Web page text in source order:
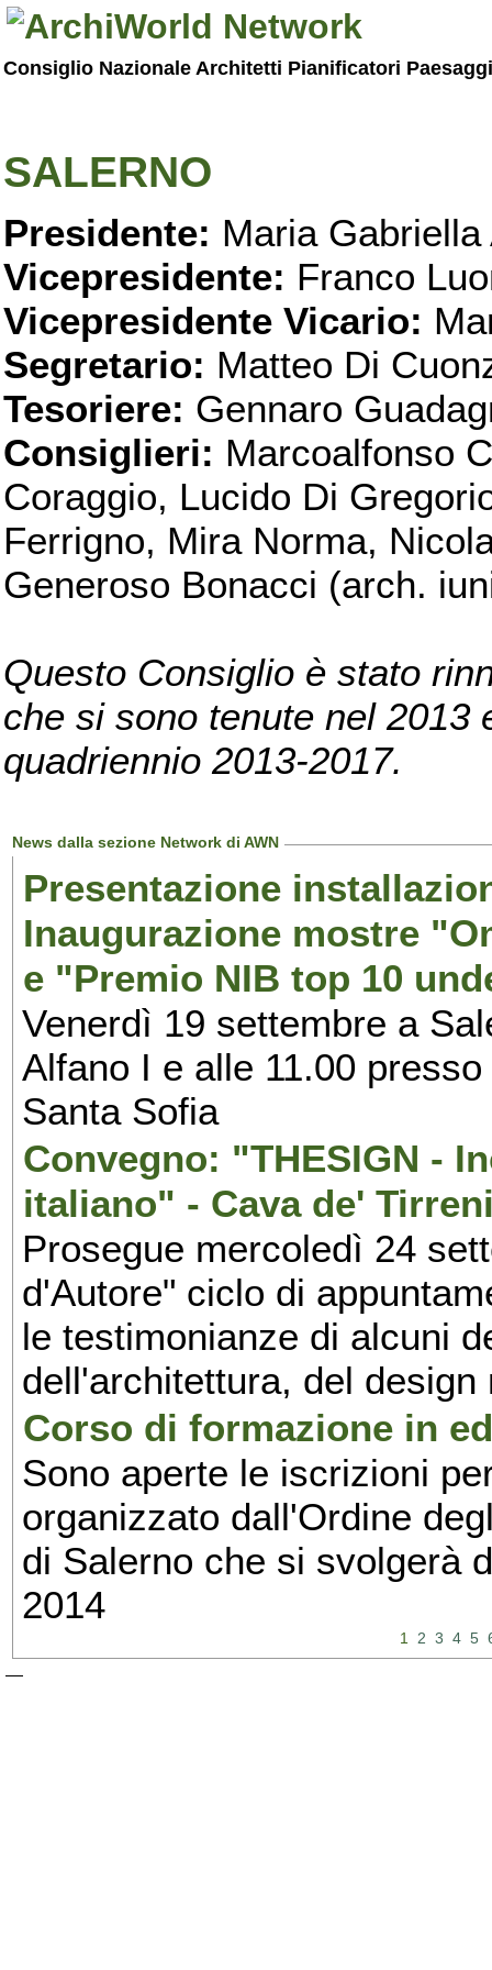
Consiglio Nazionale Architetti Pianificatori
SALERNO
Presidente: Maria Gabriella
Vicepresidente: Franco
Vicepresidente Vicario:
Segretario: Matteo Di
Tesoriere: Gennaro
Consiglieri: Marcoalfonso
Coraggio, Lucido Di
Ferrigno, Mira Norma,
Generoso Bonacci (arch.
Questo Consiglio è stato
che si sono tenute nel 2013
quadriennio 2013-2017.
News dalla sezione Network di AWN
Presentazione
Inaugurazione mostre
e "Premio NIB top 10
Venerdì 19 settembre a
Alfano I e alle 11.00
Santa Sofia
Convegno: "THESIGN -
italiano" - Cava de'
Prosegue mercoledì 24
d'Autore" ciclo di
le testimonianze di alcuni
dell'architettura, del
Corso di formazione in
Sono aperte le iscrizioni
organizzato dall'Ordine
di Salerno che si svolgerà
2014
1 2 3 4 5